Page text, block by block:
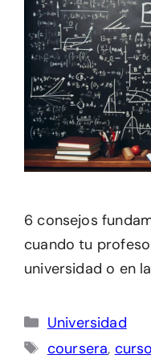
6 consejos
cuando tu
universidad o en
Categorías
Universidad
Etiquetas
coursera,